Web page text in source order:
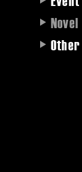
Novel
Other